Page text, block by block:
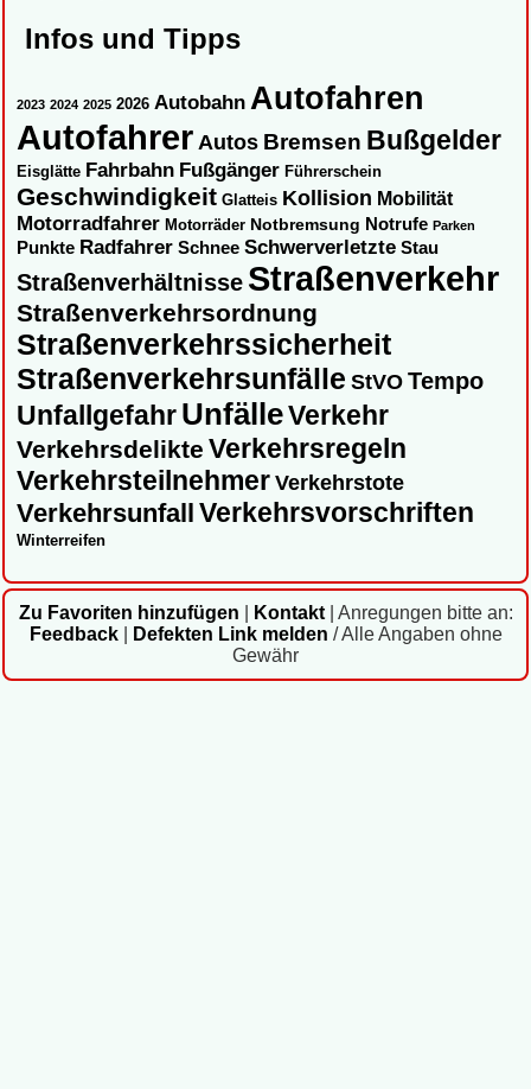
Infos und Tipps
2023 2024 2025 2026 Autobahn Autofahren
AutofahrerAutos Bremsen Bußgelder
Eisglätte Fahrbahn Fußgänger Führerschein
Geschwindigkeit Glatteis Kollision Mobilität
Motorradfahrer Motorräder Notbremsung Notrufe Parken
Punkte Radfahrer Schnee Schwerverletzte Stau
Straßenverhältnisse Straßenverkehr
Straßenverkehrsordnung
Straßenverkehrssicherheit
Straßenverkehrsunfälle StVOTempo
UnfallgefahrUnfälleVerkehr
Verkehrsdelikte Verkehrsregeln
Verkehrsteilnehmer Verkehrstote
Verkehrsunfall Verkehrsvorschriften
Winterreifen
Zu Favoriten hinzufügen Kontakt| Anregungen bitte an:
Feedback| Defekten Link melden / Alle Angaben ohne
Gewähr